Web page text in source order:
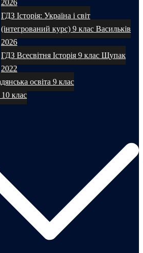
2026
ГДЗ Історія: Україна і світ
(інтегрований курс) 9 клас Васильків
2026
ГДЗ Всесвітня Історія 9 клас Щупак
2022
освіта 9 клас
10 клас